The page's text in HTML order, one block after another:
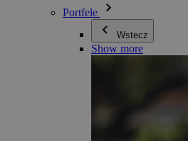
Portfele
Wstecz
Show more